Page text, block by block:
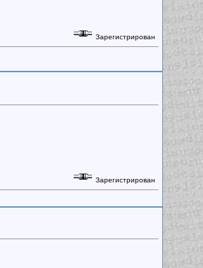
Зарегистрирован
Зарегистрирован